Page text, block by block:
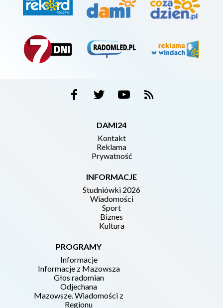
DAMI24
Kontakt
Reklama
Prywatność
INFORMACJE
Studniówki 2026
Wiadomości
Sport
Biznes
Kultura
PROGRAMY
Informacje
Informacje z Mazowsza
Głos radomian
Odjechana
Mazowsze. Wiadomości z
Regionu